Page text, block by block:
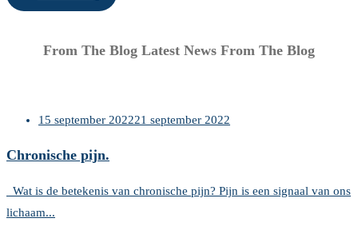
From The Blog Latest News From The Blog
15 september 202221 september 2022
Chronische pijn.
Wat is de betekenis van chronische pijn? Pijn is een signaal van ons
lichaam...